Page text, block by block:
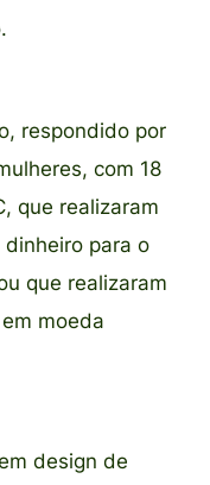
respondido por
com 18
que realizaram
para o
que realizaram
moeda
design de